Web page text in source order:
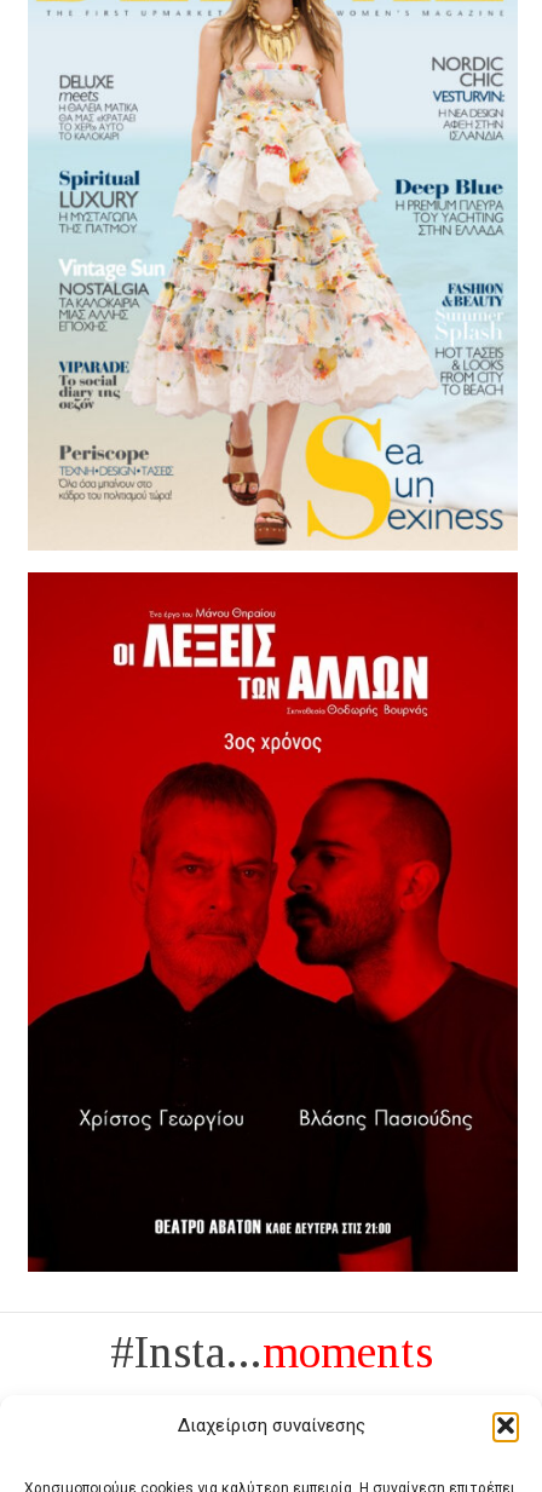
Διαχείριση συναίνεσης
Χρησιμοποιούμε cookies για καλύτερη εμπειρία. Η συναίνεση επιτρέπει
#Insta...moments